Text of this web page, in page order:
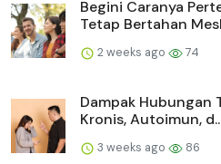
Begini Caranya
Tetap Bertahan
2 weeks ago 74
Dampak Hubungan
Kronis, Autoimun,
3 weeks ago 86